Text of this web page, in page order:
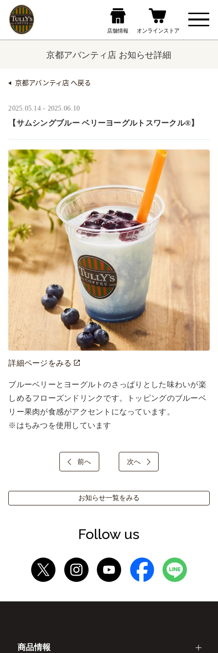
京都アバンティ店 お知らせ詳細
京都アバンティ店 へ戻る
2025.05.14 - 2025.06.10
【サムシングブルー ベリーヨーグルトスワークル®】
詳細ページをみる
ブルーベリーとヨーグルトのさっぱりとした味わいが楽
しめるフローズンドリンクです。トッピングのブルーベ
リー果肉が食感がアクセントになっています。
※はちみつを使用しています
前へ 次へ
お知らせ一覧をみる
Follow us
商品情報